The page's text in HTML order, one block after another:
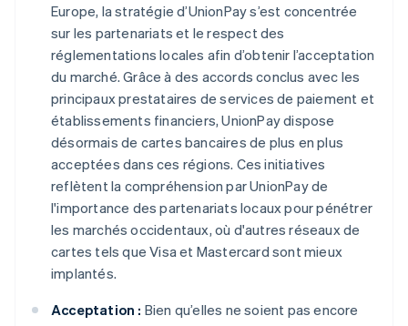
Europe, la stratégie d’UnionPay s’est concentrée
sur les partenariats et le respect des
réglementations locales afin d’obtenir l’acceptation
du marché. Grâce à des accords conclus avec les
principaux prestataires de services de paiement et
établissements financiers, UnionPay dispose
désormais de cartes bancaires de plus en plus
acceptées dans ces régions. Ces initiatives
reflètent la compréhension par UnionPay de
l'importance des partenariats locaux pour pénétrer
les marchés occidentaux, où d'autres réseaux de
cartes tels que Visa et Mastercard sont mieux
implantés.
Acceptation : Bien qu’elles ne soient pas encore